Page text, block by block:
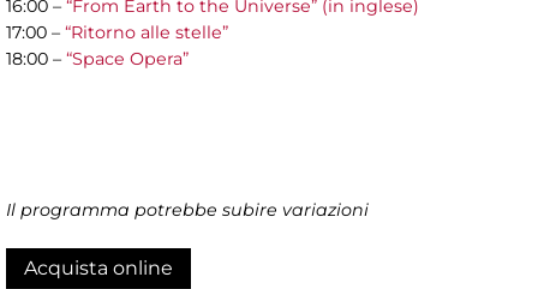
16:00 – “From Earth to the Universe” (in inglese)
17:00 – “Ritorno alle stelle”
18:00 – “Space Opera”
Il programma potrebbe subire variazioni
Acquista online